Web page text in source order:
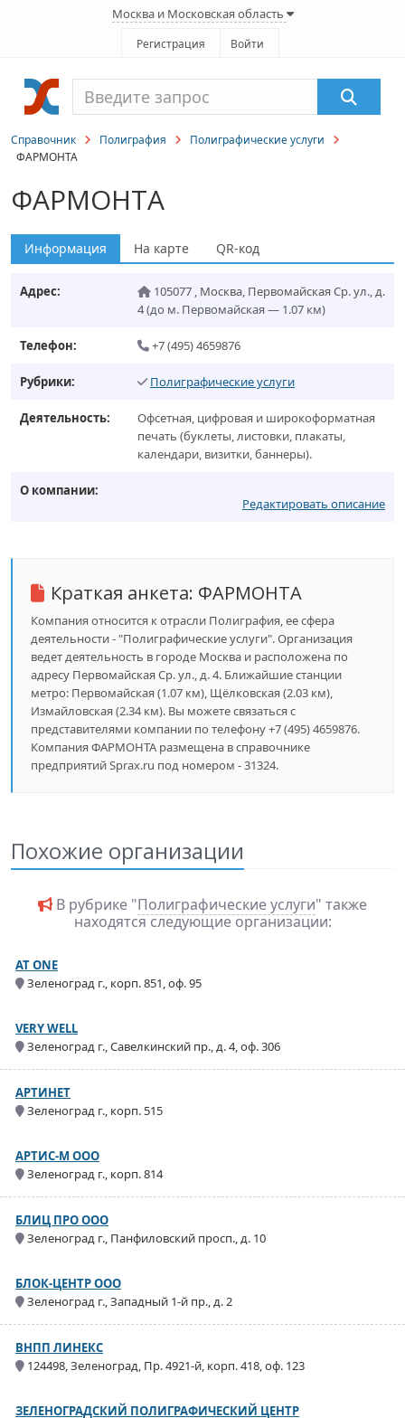
Москва и Московская область
Регистрация Войти
Справочник Полиграфия
Полиграфические услуги
ФАРМОНТА
ФАРМОНТА
Информация На карте QR-код
Адрес: 105077 , Москва, Первомайская Ср. ул., д.
4(до м. Первомайская — 1.07 км)
Телефон: +7 (495) 4659876
Рубрики: Полиграфические услуги
Деятельность:
Офсетная, цифровая и широкоформатная
печать (буклеты, листовки, плакаты,
календари, визитки, баннеры).
О компании:
Редактировать описание
Краткая анкета: ФАРМОНТА
Компания относится к отрасли Полиграфия, ее сфера
деятельности - "Полиграфические услуги". Организация
ведет деятельность в городе Москва и расположена по
адресу Первомайская Ср. ул., д. 4. Ближайшие станции
метро: Первомайская (1.07 км), Щёлковская (2.03 км),
Измайловская (2.34 км). Вы можете связаться с
представителями компании по телефону +7 (495) 4659876.
Компания ФАРМОНТА размещена в справочнике
предприятий Sprax.ru под номером - 31324.
Похожие организации
В рубрике "Полиграфические услуги" также
находятся следующие организации:
AT ONE
Зеленоград г., корп. 851, оф. 95
VERY WELL
Зеленоград г., Савелкинский пр., д. 4, оф. 306
АРТИНЕТ
Зеленоград г., корп. 515
АРТИС-М ООО
Зеленоград г., корп. 814
БЛИЦ ПРО ООО
Зеленоград г., Панфиловский просп., д. 10
БЛОК-ЦЕНТР ООО
Зеленоград г., Западный 1-й пр., д. 2
ВНПП ЛИНЕКС
124498, Зеленоград, Пр. 4921-й, корп. 418, оф. 123
ЗЕЛЕНОГРАДСКИЙ ПОЛИГРАФИЧЕСКИЙ ЦЕНТР